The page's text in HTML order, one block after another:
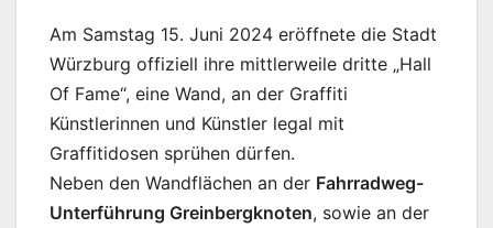
Am Samstag 15. Juni 2024 eröffnete die Stadt
Würzburg offiziell ihre mittlerweile dritte „Hall
Of Fame“, eine Wand, an der Graffiti
Künstlerinnen und Künstler legal mit
Graffitidosen sprühen dürfen.
Neben den Wandflächen an der Fahrradweg-
Unterführung Greinbergknoten, sowie an der